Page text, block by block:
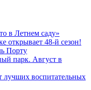
в Летнем саду»
открывает 48-й сезон!
Порту
парк. Август в
лучших воспитательных